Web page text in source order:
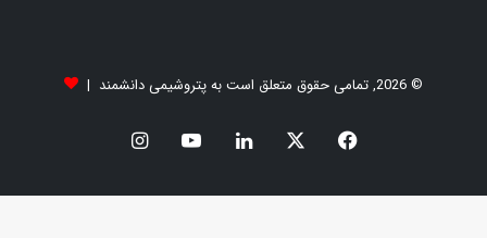
© 2026, تمامی حقوق متعلق است به پتروشیمی دانشمند |